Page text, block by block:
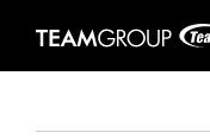
note: